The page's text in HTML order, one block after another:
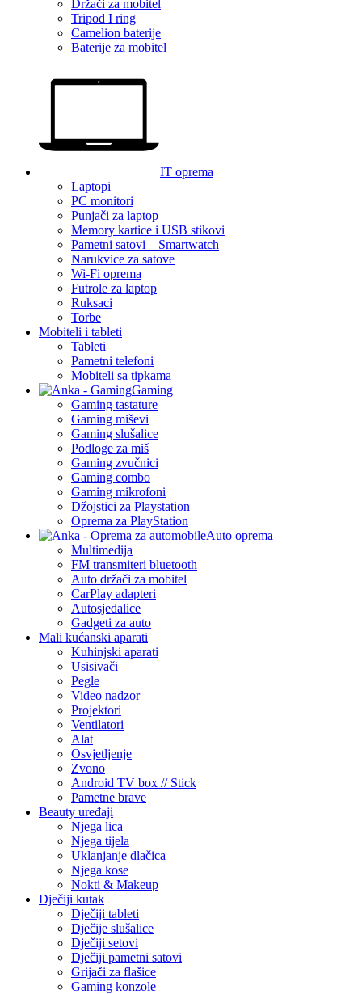
Držači za mobitel
Tripod I ring
Camelion baterije
Baterije za mobitel
IT oprema
Laptopi
PC monitori
Punjači za laptop
Memory kartice i USB stikovi
Pametni satovi – Smartwatch
Narukvice za satove
Wi-Fi oprema
Futrole za laptop
Ruksaci
Torbe
Mobiteli i tableti
Tableti
Pametni telefoni
Mobiteli sa tipkama
Gaming
Gaming tastature
Gaming miševi
Gaming slušalice
Podloge za miš
Gaming zvučnici
Gaming combo
Gaming mikrofoni
Džojstici za Playstation
Oprema za PlayStation
Auto oprema
Multimedija
FM transmiteri bluetooth
Auto držači za mobitel
CarPlay adapteri
Autosjedalice
Gadgeti za auto
Mali kućanski aparati
Kuhinjski aparati
Usisivači
Pegle
Video nadzor
Projektori
Ventilatori
Alat
Osvjetljenje
Zvono
Android TV box // Stick
Pametne brave
Beauty uređaji
Njega lica
Njega tijela
Uklanjanje dlačica
Njega kose
Nokti & Makeup
Dječiji kutak
Dječiji tableti
Dječije slušalice
Dječiji setovi
Dječiji pametni satovi
Grijači za flašice
Gaming konzole